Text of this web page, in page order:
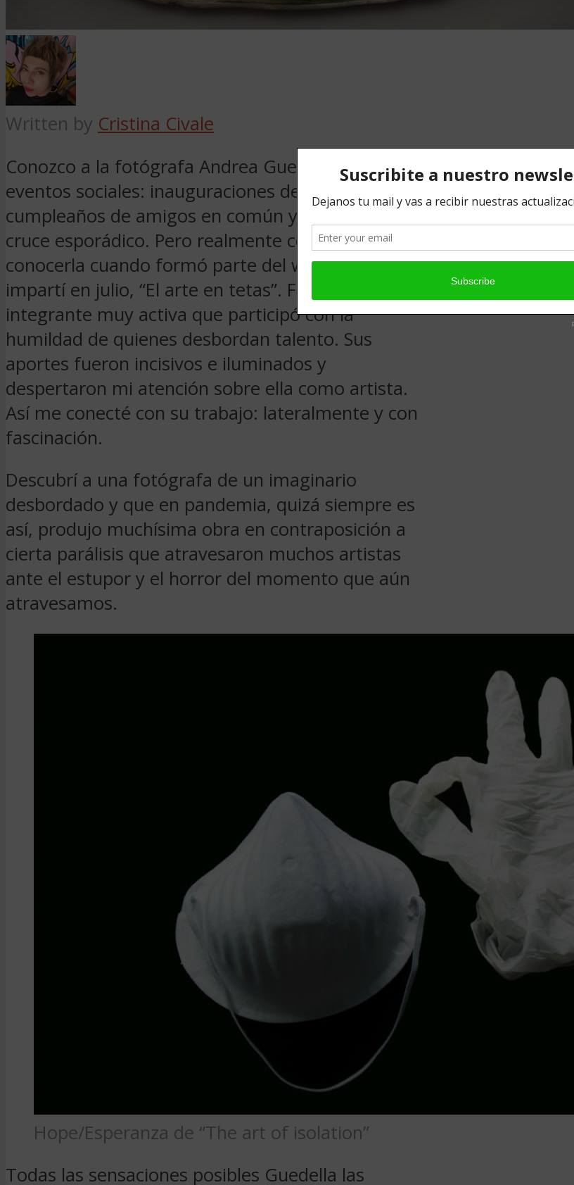
Written by Cristina Civale
Conozco a la fotógrafa Andrea Guedella de
eventos sociales: inauguraciones de muestras,
cumpleaños de amigos en común y algún otro
cruce esporádico. Pero realmente comencé a
conocerla cuando formó parte del worskhop que
impartí en julio, “El arte en tetas”. Fue una
integrante muy activa que participó con la
humildad de quienes desbordan talento. Sus
aportes fueron incisivos e iluminados y
despertaron mi atención sobre ella como artista.
Así me conecté con su trabajo: lateralmente y con
fascinación.
Descubrí a una fotógrafa de un imaginario
desbordado y que en pandemia, quizá siempre es
así, produjo muchísima obra en contraposición a
cierta parálisis que atravesaron muchos artistas
ante el estupor y el horror del momento que aún
atravesamos.
Hope/Esperanza de “The art of isolation”
Todas las sensaciones posibles Guedella las